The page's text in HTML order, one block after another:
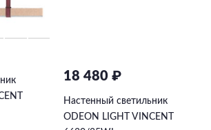
18 480 ₽
Настенный светильник
ODEON LIGHT VINCENT